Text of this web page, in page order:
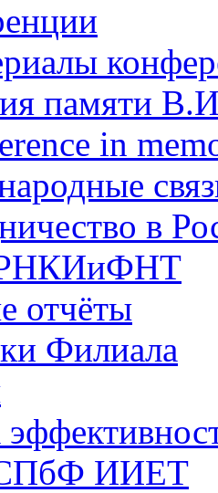
памяти
in
в
отчёты
Филиала
СПбФ ИИЕТ